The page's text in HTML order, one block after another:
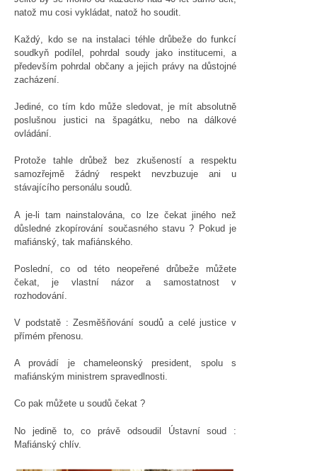
natož mu cosi vykládat, natož ho soudit.
Každý, kdo se na instalaci téhle drůbeže do funkcí
soudkyň podílel, pohrdal soudy jako institucemi, a
především pohrdal občany a jejich právy na důstojné
zacházení.
Jediné, co tím kdo může sledovat, je mít absolutně
poslušnou justici na špagátku, nebo na dálkové
ovládání.
Protože tahle drůbež bez zkušeností a respektu
samozřejmě žádný respekt nevzbuzuje ani u
stávajícího personálu soudů.
A je-li tam nainstalována, co lze čekat jiného než
důsledné zkopírování současného stavu ? Pokud je
mafiánský, tak mafiánského.
Poslední, co od této neopeřené drůbeže můžete
čekat, je vlastní názor a samostatnost v
rozhodování.
V podstatě : Zesměšňování soudů a celé justice v
přímém přenosu.
A provádí je chameleonský president, spolu s
mafiánským ministrem spravedlnosti.
Co pak můžete u soudů čekat ?
No jedině to, co právě odsoudil Ústavní soud :
Mafiánský chlív.